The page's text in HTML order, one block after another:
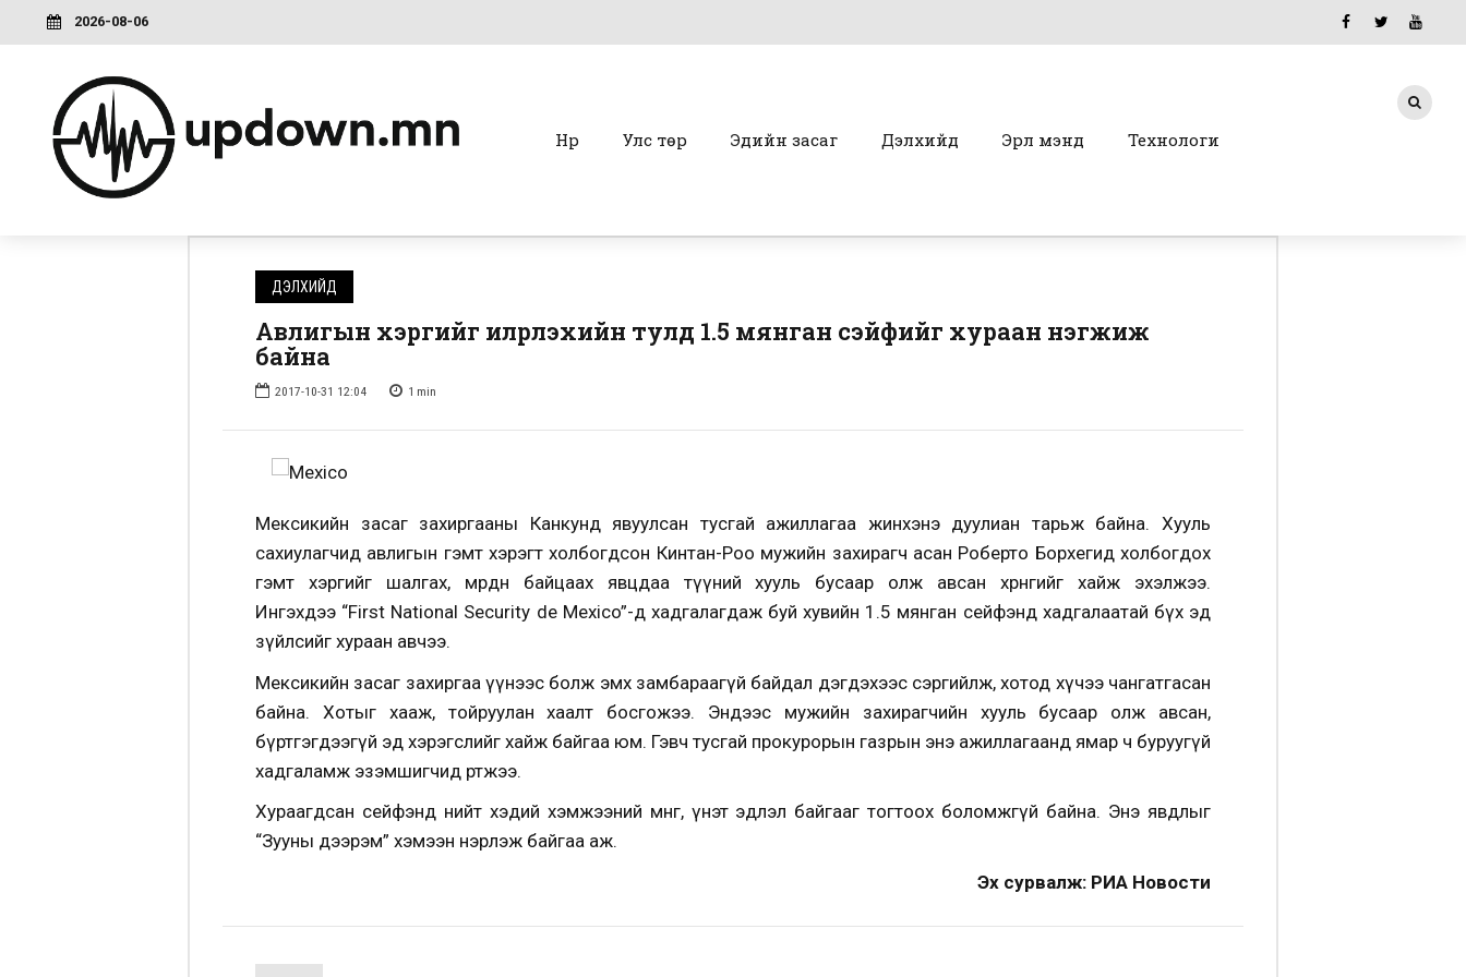
2026-08-06
Нүүр Улс төр Эдийн засаг Дэлхийд Эрүүл мэнд Технологи
ДЭЛХИЙД
Авлигын хэргийг илрүүлэхийн тулд 1.5 мянган сэйфийг хураан нэгжиж
байна
2017-10-31 12:04 1 min
Мексикийн засаг захиргааны Канкунд явуулсан тусгай ажиллагаа жинхэнэ дуулиан тарьж байна. Хууль
сахиулагчид авлигын гэмт хэрэгт холбогдсон Кинтан-Роо мужийн захирагч асан Роберто Борхегид холбогдох
гэмт хэргийг шалгах, мөрдөн байцаах явцдаа түүний хууль бусаар олж авсан хөрөнгийг хайж эхэлжээ.
Ингэхдээ “First National Security de Mexico”-д хадгалагдаж буй хувийн 1.5 мянган сейфэнд хадгалаатай бүх эд
зүйлсийг хураан авчээ.
Мексикийн засаг захиргаа үүнээс болж эмх замбараагүй байдал дэгдэхээс сэргийлж, хотод хүчээ чангатгасан
байна. Хотыг хааж, тойруулан хаалт босгожээ. Эндээс мужийн захирагчийн хууль бусаар олж авсан,
бүртгэгдээгүй эд хэрэгслийг хайж байгаа юм. Гэвч тусгай прокурорын газрын энэ ажиллагаанд ямар ч буруугүй
хадгаламж эзэмшигчид өртжээ.
Хураагдсан сейфэнд нийт хэдий хэмжээний мөнгө, үнэт эдлэл байгааг тогтоох боломжгүй байна. Энэ явдлыг
“Зууны дээрэм” хэмээн нэрлэж байгаа аж.
Эх сурвалж: РИА Новости